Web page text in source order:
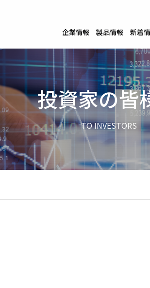
企業情報 製品情報 新着
投資家の皆
TO INVESTORS